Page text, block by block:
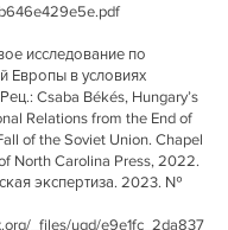
исследование по
Европы в условиях
Csaba Békés, Hungary’s
Relations from the End of
of the Soviet Union. Chapel
North Carolina Press, 2022.
экспертиза. 2023. №
_files/ugd/e9e1fc_2da837